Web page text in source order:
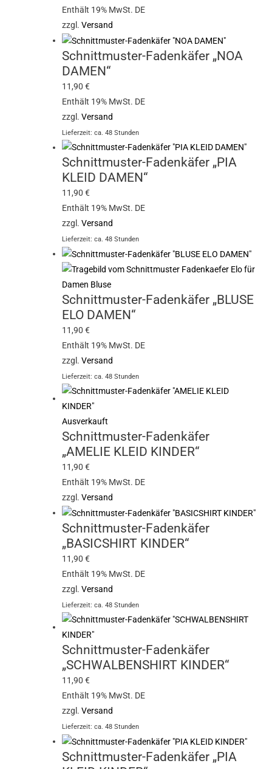
Enthält 19% MwSt. DE
zzgl.Versand
Schnittmuster-Fadenkäfer „NOA
DAMEN“
11,90€
Enthält 19% MwSt. DE
zzgl.Versand
Lieferzeit: ca. 48 Stunden
Schnittmuster-Fadenkäfer „PIA
KLEID DAMEN“
11,90€
Enthält 19% MwSt. DE
zzgl.Versand
Lieferzeit: ca. 48 Stunden
Schnittmuster-Fadenkäfer „BLUSE
ELO DAMEN“
11,90€
Enthält 19% MwSt. DE
zzgl.Versand
Lieferzeit: ca. 48 Stunden
Ausverkauft
Schnittmuster-Fadenkäfer
„AMELIE KLEID KINDER“
11,90€
Enthält 19% MwSt. DE
zzgl.Versand
Schnittmuster-Fadenkäfer
„BASICSHIRT KINDER“
11,90€
Enthält 19% MwSt. DE
zzgl.Versand
Lieferzeit: ca. 48 Stunden
Schnittmuster-Fadenkäfer
„SCHWALBENSHIRT KINDER“
11,90€
Enthält 19% MwSt. DE
zzgl.Versand
Lieferzeit: ca. 48 Stunden
Schnittmuster-Fadenkäfer „PIA